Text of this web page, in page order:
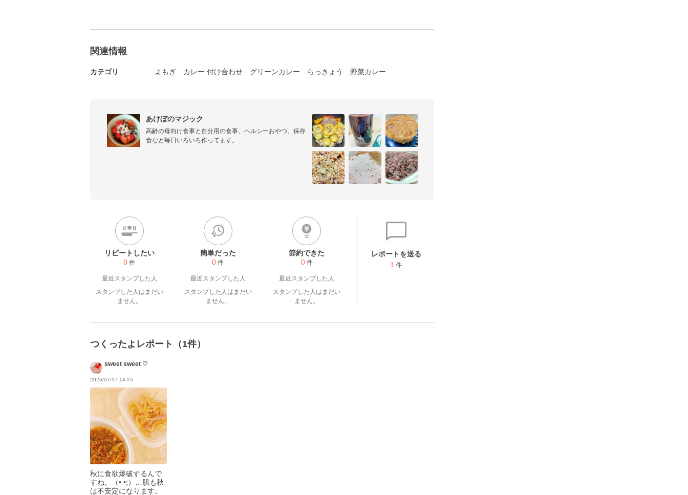
関連情報
カテゴリ よもぎ カレー 付け合わせ グリーンカレー らっきょう 野菜カレー
あけぼのマジック
高齢の母向け食事と自分用の食事、ヘルシーおやつ、保存
食など毎日いろいろ作ってます。
独りきりになり益々偏食に（笑）
リピートしたい
0 件
最近スタンプした人
スタンプした人はまだい
ません。
簡単だった
0 件
最近スタンプした人
スタンプした人はまだい
ません。
節約できた
0 件
最近スタンプした人
スタンプした人はまだい
ません。
レポートを送る
1 件
つくったよレポート（1件）
sweet sweet ♡
2026/07/17 14:25
秋に食欲爆破するんで
すね。（• •;）…肌も秋
は不安定になります。